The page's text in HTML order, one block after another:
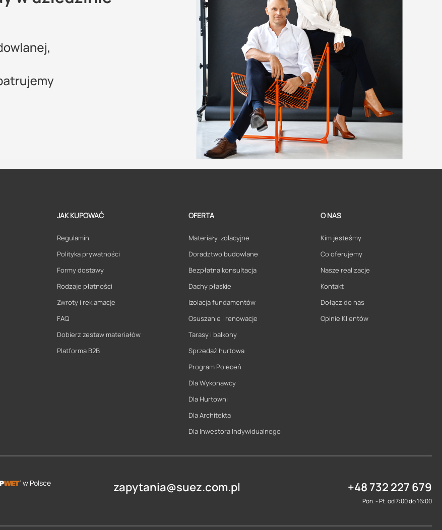
JAK KUPOWAĆ
Regulamin
Polityka prywatności
Formy dostawy
Rodzaje płatności
Zwroty i reklamacje
FAQ
Dobierz zestaw materiałów
Platforma B2B
OFERTA
Materiały izolacyjne
Doradztwo budowlane
Bezpłatna konsultacja
Dachy płaskie
Izolacja fundamentów
Osuszanie i renowacje
Tarasy i balkony
Sprzedaż hurtowa
Program Poleceń
Dla Wykonawcy
Dla Hurtowni
Dla Architekta
Dla Inwestora Indywidualnego
O NAS
Kim jesteśmy
Co oferujemy
Nasze realizacje
Kontakt
Dołącz do nas
Opinie Klientów
w Polsce zapytania@suez.com.pl +48 732 227 679
Pon. - Pt. od 7:00 do 16:00